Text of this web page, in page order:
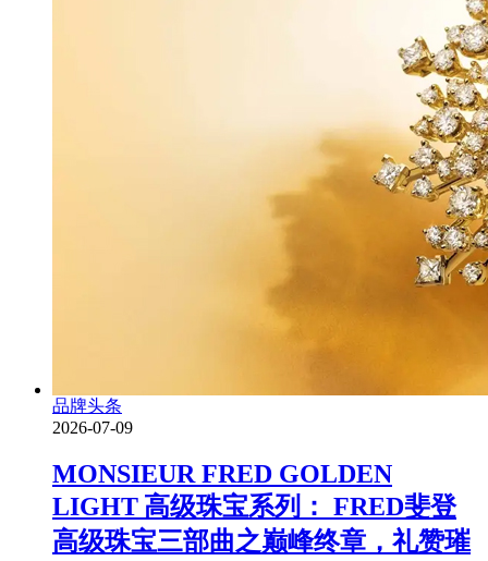
品牌头条
2026-07-09
MONSIEUR FRED GOLDEN
LIGHT 高级珠宝系列： FRED斐登
高级珠宝三部曲之巅峰终章，礼赞璀